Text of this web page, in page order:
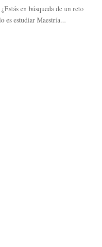
en búsqueda de un reto
es estudiar Maestría...